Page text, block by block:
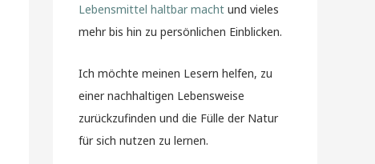
Lebensmittel haltbar macht und vieles
mehr bis hin zu persönlichen Einblicken.
Ich möchte meinen Lesern helfen, zu
einer nachhaltigen Lebensweise
zurückzufinden und die Fülle der Natur
für sich nutzen zu lernen.